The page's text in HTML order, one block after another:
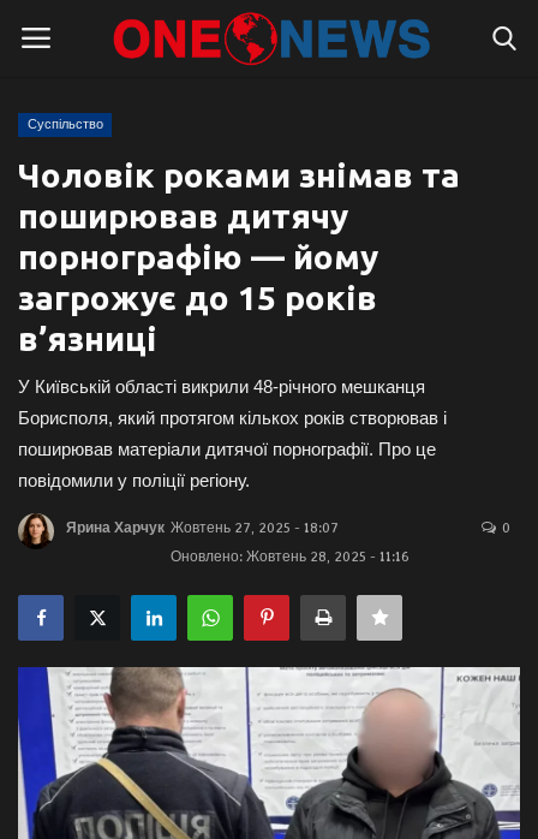
Логін
Головна
Контакти
Про нас
Підтримати проєкт
Правила для блогерів
Суспільство
Політика
Економіка
Технології
Спорт
Суспільство
Чоловік роками знімав та
поширював дитячу
порнографію — йому
загрожує до 15 років
в’язниці
У Київській області викрили 48-річного мешканця
Борисполя, який протягом кількох років створював і
поширював матеріали дитячої порнографії. Про це
повідомили у поліції регіону.
Ярина Харчук Жовтень 27, 2025 - 18:07
Оновлено: Жовтень 28, 2025 - 11:16
0